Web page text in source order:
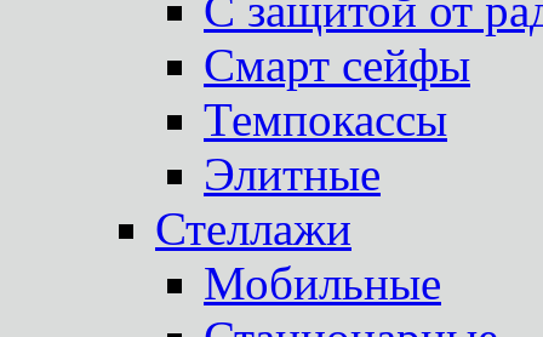
Смарт сейфы
Темпокассы
Элитные
Стеллажи
Мобильные